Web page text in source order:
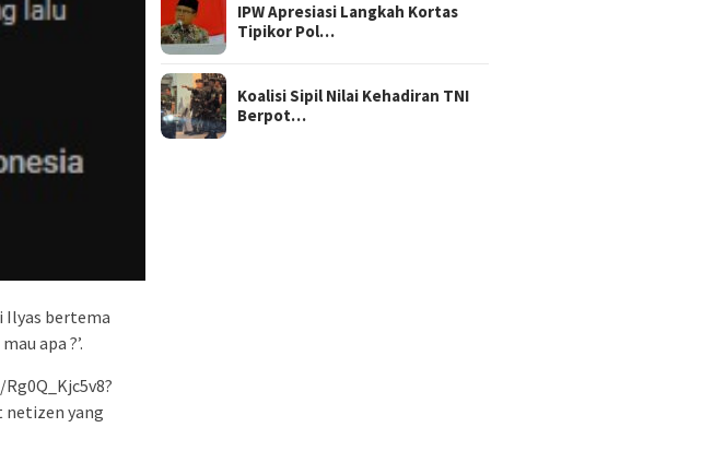
Ilyas bertema
apa ?’.
netizen yang
IPW Apresiasi Langkah Kortas
Tipikor Pol…
Koalisi Sipil Nilai Kehadiran TNI
Berpot…